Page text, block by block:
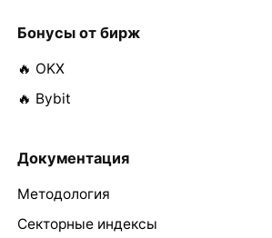
Бонусы от бирж
🔥 OKX
🔥 Bybit
Документация
Методология
Секторные индексы